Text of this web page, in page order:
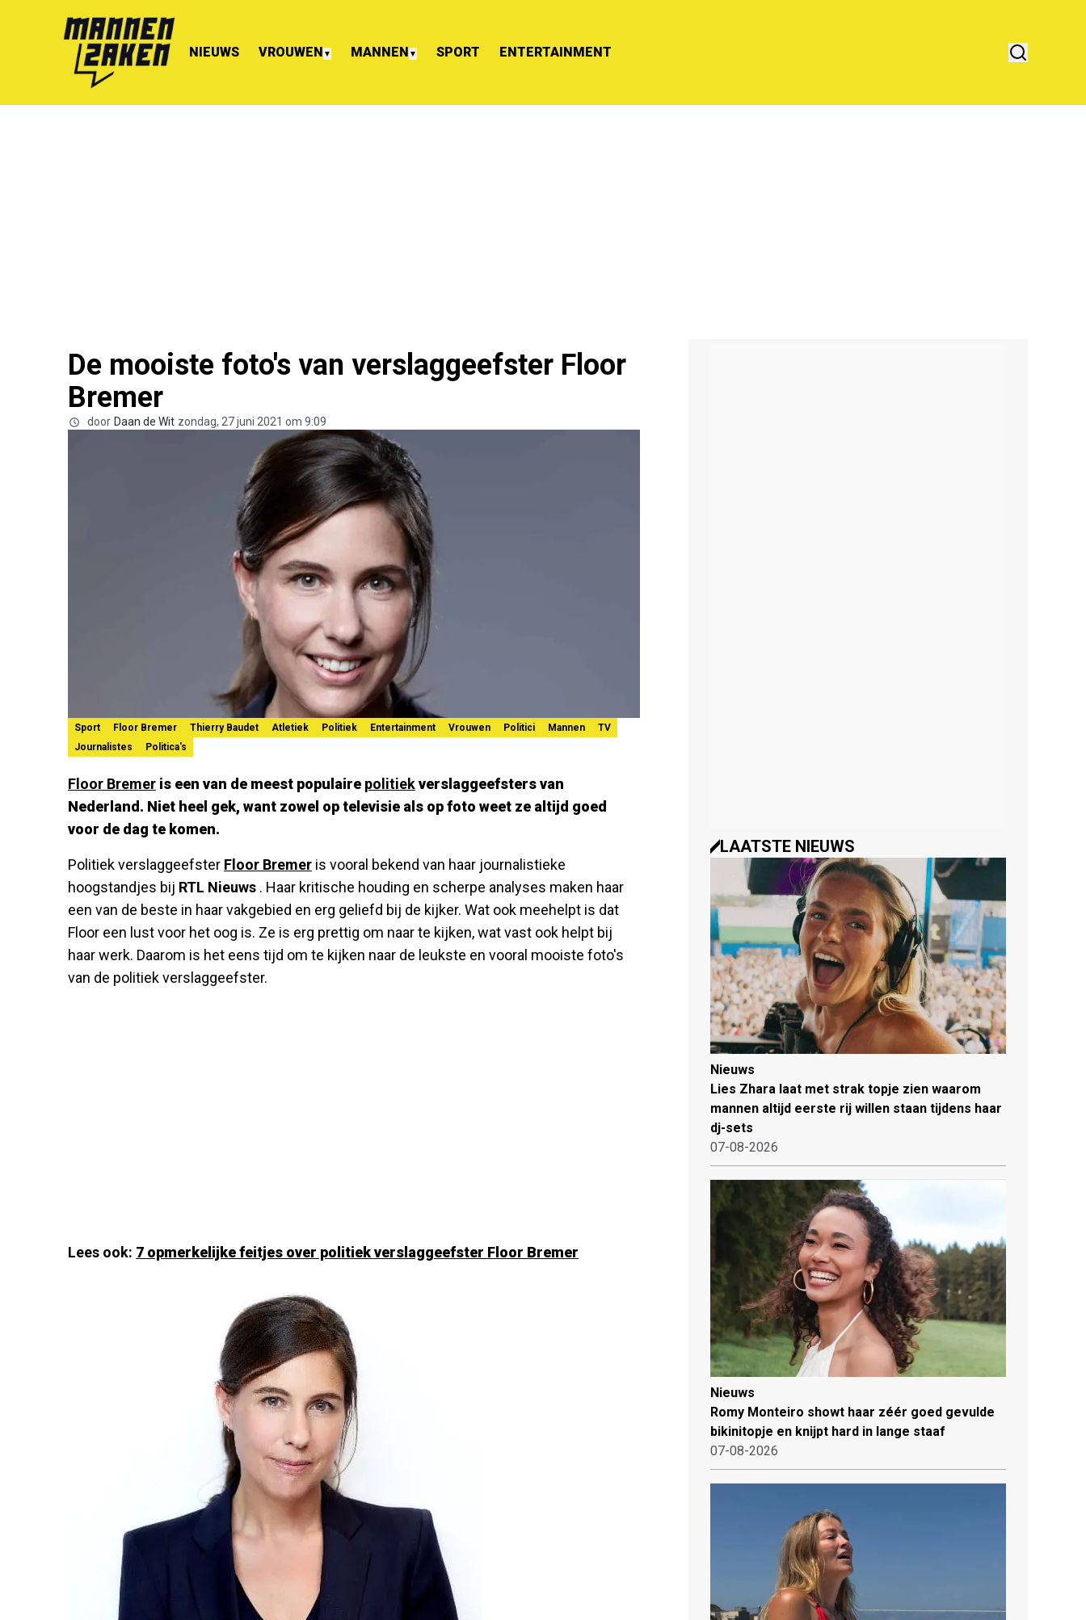
NIEUWS VROUWEN ▼ MANNEN ▼ SPORT ENTERTAINMENT
De mooiste foto's van verslaggeefster Floor
Bremer
door Daan de Wit zondag, 27 juni 2021 om 9:09
Sport Floor Bremer Thierry Baudet Atletiek Politiek Entertainment Vrouwen Politici Mannen
TV
Journalistes
Politica's
Floor Bremer is een van de meest populaire politiekverslaggeefsters van
Nederland. Niet heel gek, want zowel op televisie als op foto weet ze altijd goed
voor de dag te komen.
Politiek verslaggeefster Floor Bremer is vooral bekend van haar journalistieke
hoogstandjes bij RTL Nieuws . Haar kritische houding en scherpe analyses maken haar
een van de beste in haar vakgebied en erg geliefd bij de kijker. Wat ook meehelpt is dat
Floor een lust voor het oog is. Ze is erg prettig om naar te kijken, wat vast ook helpt bij
haar werk. Daarom is het eens tijd om te kijken naar de leukste en vooral mooiste foto's
van de politiek verslaggeefster.
Lees ook: 7 opmerkelijke feitjes over politiek verslaggeefster Floor Bremer
LAATSTE NIEUWS
Nieuws
Lies Zhara laat met strak topje zien waarom
mannen altijd eerste rij willen staan tijdens haar
dj-sets
07-08-2026
Nieuws
Romy Monteiro showt haar zéér goed gevulde
bikinitopje en knijpt hard in lange staaf
07-08-2026